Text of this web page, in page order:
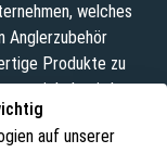
auf unserer
welches
Anglerzubehör
Produkte zu
wird.